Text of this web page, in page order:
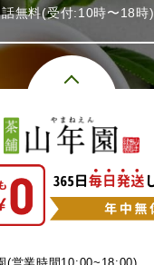
無料(受付:10時〜18時)